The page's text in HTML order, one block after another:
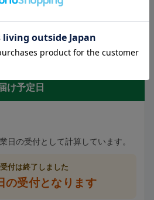
ポリエステル 22％・ポリウレタン
け予定日
日の受付として計算しています。
付は終了しました
の受付となります